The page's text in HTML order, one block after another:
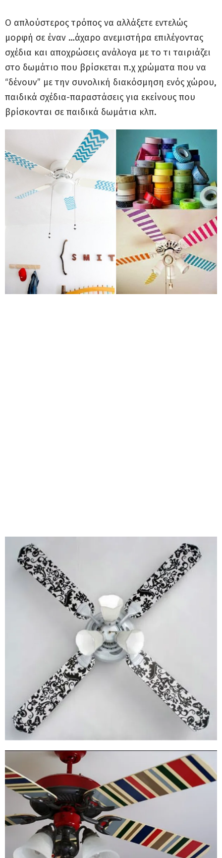
O απλούστερος τρόπος να αλλάξετε εντελώς
μορφή σε έναν …άχαρο ανεμιστήρα επιλέγοντας
σχέδια και αποχρώσεις ανάλογα με το τι ταιριάζει
στο δωμάτιο που βρίσκεται π.χ χρώματα που να
“δένουν” με την συνολική διακόσμηση ενός χώρου,
παιδικά σχέδια-παραστάσεις για εκείνους που
βρίσκονται σε παιδικά δωμάτια κλπ.